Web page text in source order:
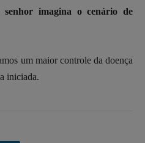
senhor imagina o cenário de
um maior controle da doença
iniciada.